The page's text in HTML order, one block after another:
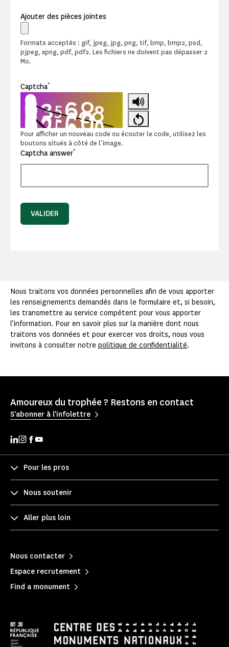
Ajouter des pièces jointes
Formats acceptés : gif, jpeg, jpg, png, tif, bmp, bmp2, psd,
pjpeg, xpng, pdf, pdf2. Les fichiers ne doivent pas dépasser 2
Mo.
Captcha*
Pour afficher un nouveau code ou écouter le code, utilisez les
boutons situés à côté de l’image.
Captcha answer*
VALIDER
Nous traitons vos données personnelles afin de vous apporter
les renseignements demandés dans le formulaire et, si besoin,
les transmettre au service compétent pour vous apporter
l’information. Pour en savoir plus sur la manière dont nous
traitons vos données et pour exercer vos droits, nous vous
invitons à consulter notre politique de confidentialité.
Amoureux du trophée ? Restons en contact
S'abonner à l'infolettre
Pour les pros
Nous soutenir
Aller plus loin
Nous contacter
Espace recrutement
Find a monument